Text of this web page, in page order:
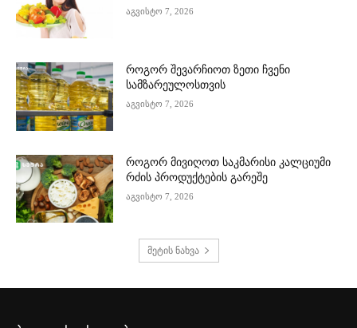
აგვისტო 7, 2026
როგორ შევარჩიოთ ზეთი ჩვენი
სამზარეულოსთვის
აგვისტო 7, 2026
როგორ მივიღოთ საკმარისი კალციუმი
რძის პროდუქტების გარეშე
აგვისტო 7, 2026
მეტის ნახვა